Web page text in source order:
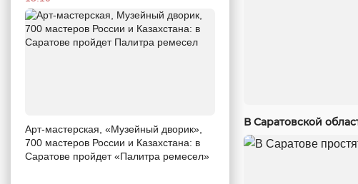
Арт-мастерская, «Музейный дворик»,
700 мастеров России и Казахстана: в
Саратове пройдет «Палитра ремесел»
В Саратовской